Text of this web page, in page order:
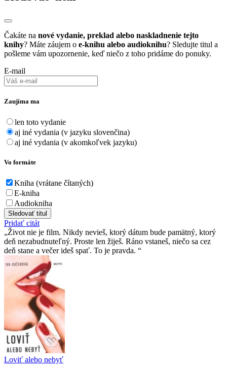
Čakáte na nové vydanie, preklad alebo naskladnenie tejto
knihy? Máte záujem o e-knihu alebo audioknihu? Sledujte titul a
pošleme vám upozornenie, keď niečo z toho pridáme do ponuky.
E-mail
Zaujíma ma
len toto vydanie
aj iné vydania (v jazyku slovenčina)
aj iné vydania (v akomkoľvek jazyku)
Vo formáte
Kniha (vrátane čítaných)
E-kniha
Audiokniha
Sledovať titul
Pridať citát
Život nie je film. Nikdy nevieš, ktorý dátum bude pamätný, ktorý
deň nezabudnuteľný. Proste len žiješ. Ráno vstaneš, niečo sa cez
deň stane a večer ideš spať. To je pravda.
Loviť alebo nebyť